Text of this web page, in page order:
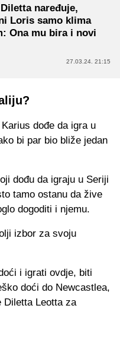
naređuje,
Loris samo klima
Ona mu bira i novi
27.03.24. 21:15
dođe da igra u
bi par bio bliže jedan
dođu da igraju u Seriji
tamo ostanu da žive
dogoditi i njemu.
izbor za svoju
i igrati ovdje, biti
doći do Newcastlea,
Diletta Leotta za